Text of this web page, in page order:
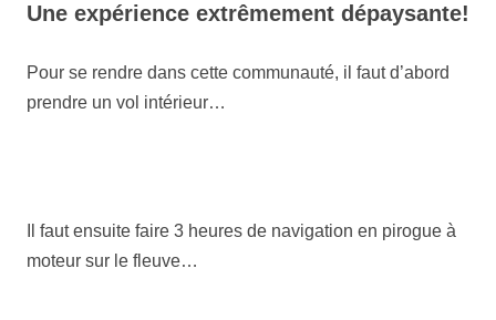
Une expérience extrêmement dépaysante!
Pour se rendre dans cette communauté, il faut d’abord
prendre un vol intérieur…
Il faut ensuite faire 3 heures de navigation en pirogue à
moteur sur le fleuve…